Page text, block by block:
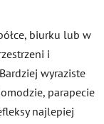
biurku lub w
i
wyraziste
parapecie
najlepiej